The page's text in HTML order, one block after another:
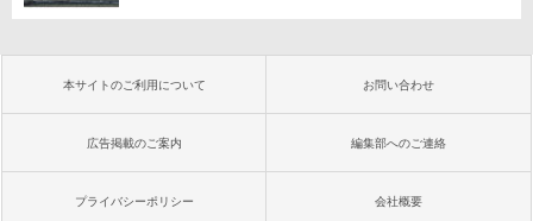
本サイトのご利用について お問い合わせ
広告掲載のご案内 編集部へのご連絡
プライバシーポリシー 会社概要